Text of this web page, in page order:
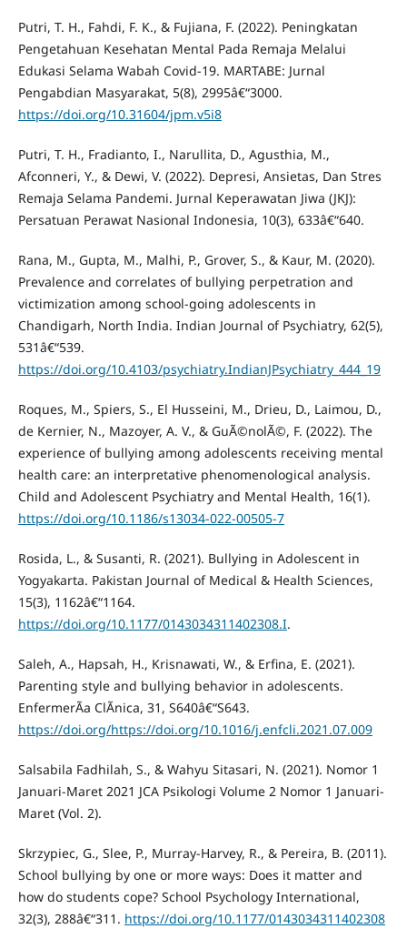
Putri, T. H., Fahdi, F. K., & Fujiana, F. (2022). Peningkatan
Pengetahuan Kesehatan Mental Pada Remaja Melalui
Edukasi Selama Wabah Covid-19. MARTABE: Jurnal
Pengabdian Masyarakat, 5(8), 2995â€“3000.
https://doi.org/10.31604/jpm.v5i8
Putri, T. H., Fradianto, I., Narullita, D., Agusthia, M.,
Afconneri, Y., & Dewi, V. (2022). Depresi, Ansietas, Dan Stres
Remaja Selama Pandemi. Jurnal Keperawatan Jiwa (JKJ):
Persatuan Perawat Nasional Indonesia, 10(3), 633â€“640.
Rana, M., Gupta, M., Malhi, P., Grover, S., & Kaur, M. (2020).
Prevalence and correlates of bullying perpetration and
victimization among school-going adolescents in
Chandigarh, North India. Indian Journal of Psychiatry, 62(5),
531â€“539.
https://doi.org/10.4103/psychiatry.IndianJPsychiatry_444_19
Roques, M., Spiers, S., El Husseini, M., Drieu, D., Laimou, D.,
de Kernier, N., Mazoyer, A. V., & GuÃ©nolÃ©, F. (2022). The
experience of bullying among adolescents receiving mental
health care: an interpretative phenomenological analysis.
Child and Adolescent Psychiatry and Mental Health, 16(1).
https://doi.org/10.1186/s13034-022-00505-7
Rosida, L., & Susanti, R. (2021). Bullying in Adolescent in
Yogyakarta. Pakistan Journal of Medical & Health Sciences,
15(3), 1162â€“1164.
https://doi.org/10.1177/0143034311402308.I.
Saleh, A., Hapsah, H., Krisnawati, W., & Erfina, E. (2021).
Parenting style and bullying behavior in adolescents.
EnfermerÃ­a ClÃ­nica, 31, S640â€“S643.
https://doi.org/https://doi.org/10.1016/j.enfcli.2021.07.009
Salsabila Fadhilah, S., & Wahyu Sitasari, N. (2021). Nomor 1
Januari-Maret 2021 JCA Psikologi Volume 2 Nomor 1 Januari-
Maret (Vol. 2).
Skrzypiec, G., Slee, P., Murray-Harvey, R., & Pereira, B. (2011).
School bullying by one or more ways: Does it matter and
how do students cope? School Psychology International,
32(3), 288â€“311. https://doi.org/10.1177/0143034311402308